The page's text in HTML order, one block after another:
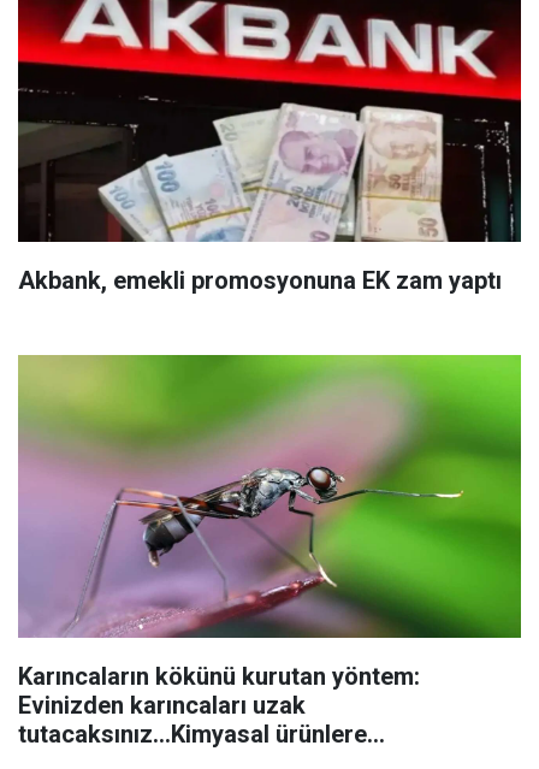
Akbank, emekli promosyonuna EK zam yaptı
Karıncaların kökünü kurutan yöntem:
Evinizden karıncaları uzak
tutacaksınız...Kimyasal ürünlere